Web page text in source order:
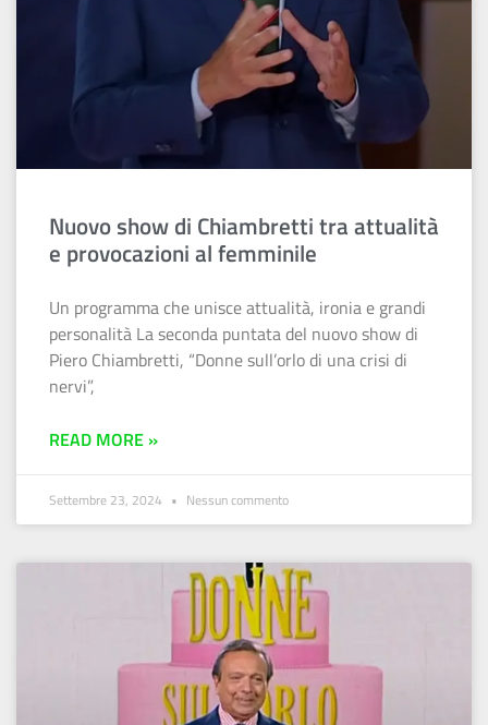
Nuovo show di Chiambretti tra attualità
e provocazioni al femminile
Un programma che unisce attualità, ironia e grandi
personalità La seconda puntata del nuovo show di
Piero Chiambretti, “Donne sull’orlo di una crisi di
nervi”,
READ MORE »
Settembre 23, 2024 Nessun commento